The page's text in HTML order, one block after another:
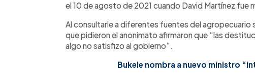
el 10 de agosto de 2021 cuando David Martínez fue
Al consultarle a diferentes fuentes del
que pidieron el anonimato afirmaron que “las
algo no satisfizo al gobierno”.
Bukele nombra a nuevo ministro